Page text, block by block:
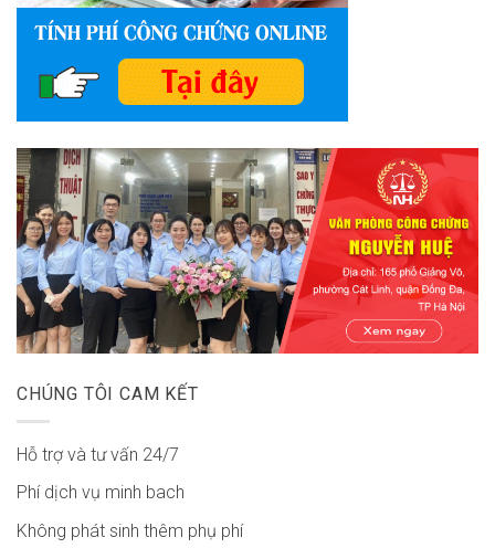
CHÚNG TÔI CAM KẾT
Hỗ trợ và tư vấn 24/7
Phí dịch vụ minh bach
Không phát sinh thêm phụ phí